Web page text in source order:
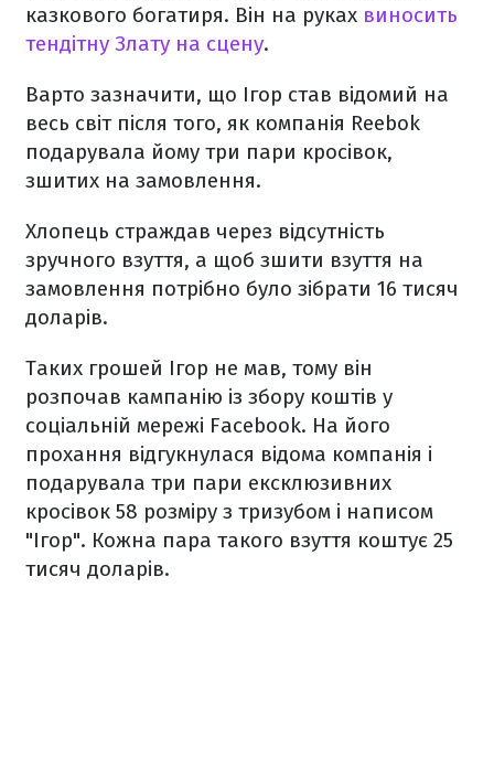
казкового богатиря. Він на руках виносить
тендітну Злату на сцену.
Варто зазначити, що Ігор став відомий на
весь світ після того, як компанія Reebok
подарувала йому три пари кросівок,
зшитих на замовлення.
Хлопець страждав через відсутність
зручного взуття, а щоб зшити взуття на
замовлення потрібно було зібрати 16 тисяч
доларів.
Таких грошей Ігор не мав, тому він
розпочав кампанію із збору коштів у
соціальній мережі Facebook. На його
прохання відгукнулася відома компанія і
подарувала три пари ексклюзивних
кросівок 58 розміру з тризубом і написом
"Ігор". Кожна пара такого взуття коштує 25
тисяч доларів.